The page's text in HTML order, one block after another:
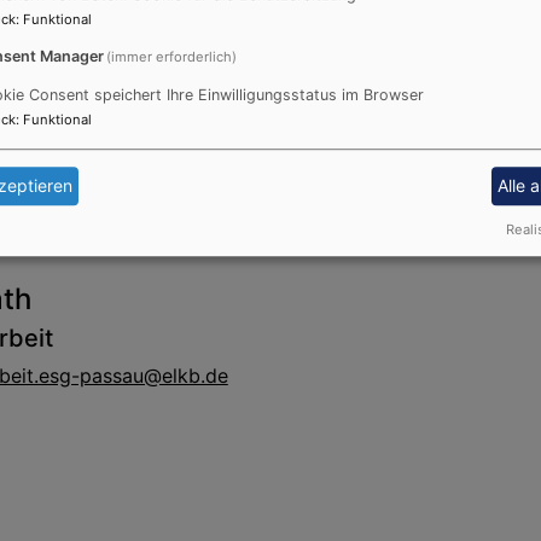
passau@elkb.de
: Funktional
Manager (immer erforderlich)
Consent speichert Ihre Einwilligungsstatus im Browser
: Funktional
Alle